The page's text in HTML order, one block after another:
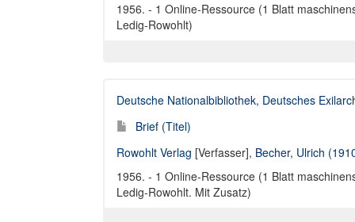
1956. - 1 Online-Ressource (1 Blatt
Ledig-Rowohlt)
Deutsche Nationalbibliothek, Deutsches
Brief (Titel)
Rowohlt Verlag [Verfasser], Becher, Ulrich
1956. - 1 Online-Ressource (1 Blatt
Ledig-Rowohlt. Mit Zusatz)